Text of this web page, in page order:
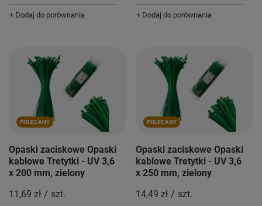
+ Dodaj do porównania + Dodaj do porównania
POLECANY
Opaski zaciskowe Opaski
kablowe Tretytki - UV 3,6
x 200 mm, zielony
11,69 zł / szt.
POLECANY
Opaski zaciskowe Opaski
kablowe Tretytki - UV 3,6
x 250 mm, zielony
14,49 zł / szt.